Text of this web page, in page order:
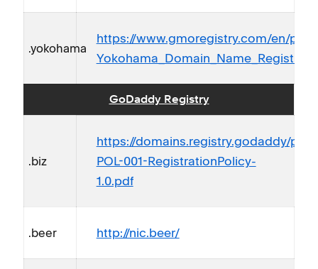
.yokohama
https://www.gmoregistry.com/en/
GoDaddy Registry
.biz
https://domains.registry.godaddy/
POL-001-RegistrationPolicy-
1.0.pdf
.beer http://nic.beer/